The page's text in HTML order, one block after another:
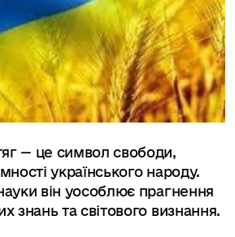
— це символ свободи,
українського народу.
він уособлює прагнення
знань та світового визнання.